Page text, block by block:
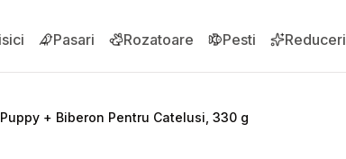
Pasari Rozatoare Pesti Reduceri
+ Biberon Pentru Catelusi, 330 g